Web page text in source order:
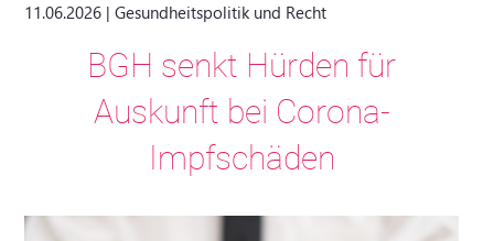
11.06.2026 | Gesundheitspolitik und Recht
BGH senkt Hürden für
Auskunft bei Corona-
Impfschäden